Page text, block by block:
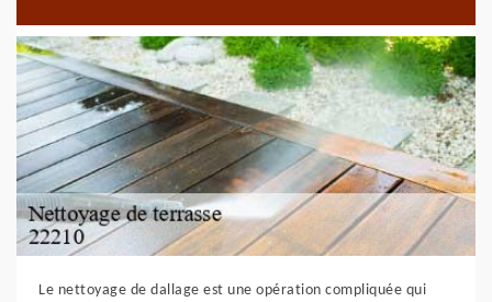
Le nettoyage de dallage est une opération compliquée qui